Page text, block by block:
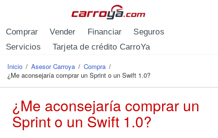
Comprar Vender Financiar
Seguros
Servicios
Tarjeta de crédito CarroYa
Se encuentra usted aquí
Inicio / Asesor Carroya / Compra /
¿Me aconsejaría comprar un Sprint o un Swift 1.0?
¿Me aconsejaría comprar un
Sprint o un Swift 1.0?